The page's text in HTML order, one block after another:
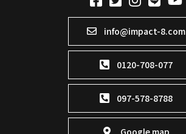
info@impact-8.com
0120-708-077
097-578-8788
Google map